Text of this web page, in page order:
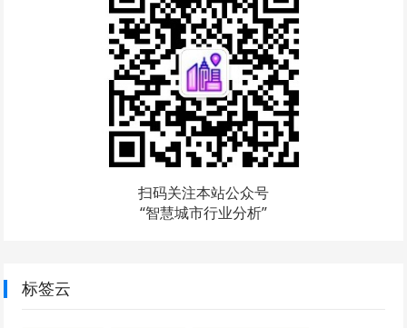
扫码关注本站公众号
“智慧城市行业分析”
标签云